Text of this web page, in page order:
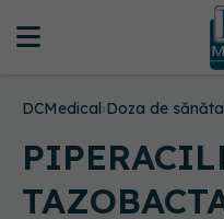
DCMedical›Doza de